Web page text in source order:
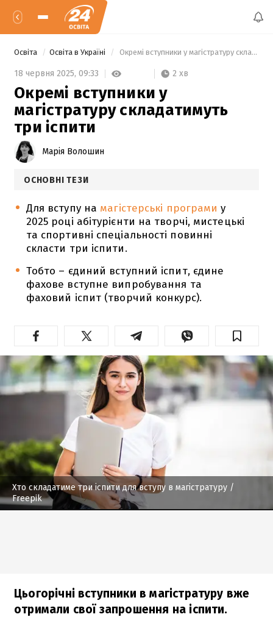
Освіта Освіта в Україні Окремі вступники у магістратуру складатимуть три іспити
18 червня 2025, 09:33 2 хв
Окремі вступники у
магістратуру складатимуть
три іспити
Марія Волошин
ОСНОВНІ ТЕЗИ
Для вступу на магістерські програмиу
2025 році абітурієнти на творчі, мистецькі
та спортивні спеціальності повинні
скласти три іспити.
Тобто – єдиний вступний іспит, єдине
фахове вступне випробування та
фаховий іспит (творчий конкурс).
Хто складатиме три іспити для вступу в магістратуру /
Freepik
Цьогорічні вступники в магістратуру вже
отримали свої запрошення на іспити.